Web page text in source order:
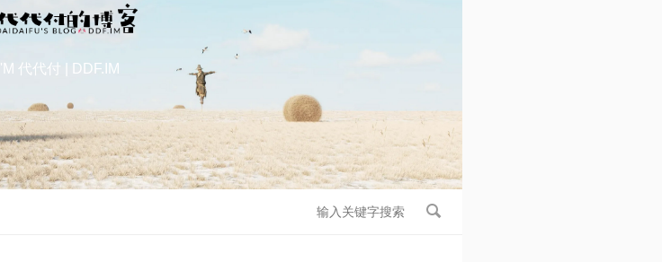
I'M 代代付 | DDF.IM